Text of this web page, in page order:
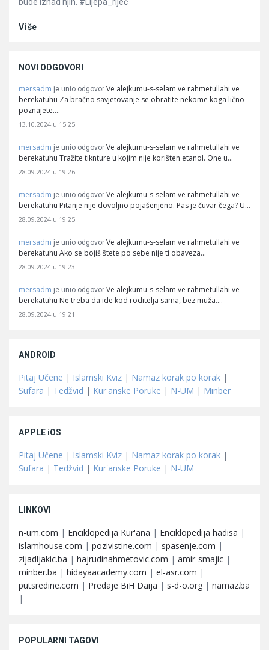
Više
NOVI ODGOVORI
mersadm je unio odgovor Ve alejkumu-s-selam ve rahmetullahi ve
berekatuhu Za bračno savjetovanje se obratite nekome koga lično
poznajete.…
13.10.2024 u 15:25
mersadm je unio odgovor Ve alejkumu-s-selam ve rahmetullahi ve
berekatuhu Tražite tiknture u kojim nije korišten etanol. One u…
28.09.2024 u 19:26
mersadm je unio odgovor Ve alejkumu-s-selam ve rahmetullahi ve
berekatuhu Pitanje nije dovoljno pojašenjeno. Pas je čuvar čega? U…
28.09.2024 u 19:25
mersadm je unio odgovor Ve alejkumu-s-selam ve rahmetullahi ve
berekatuhu Ako se bojiš štete po sebe nije ti obaveza…
28.09.2024 u 19:23
mersadm je unio odgovor Ve alejkumu-s-selam ve rahmetullahi ve
berekatuhu Ne treba da ide kod roditelja sama, bez muža.…
28.09.2024 u 19:21
ANDROID
Pitaj Učene | Islamski Kviz | Namaz korak po korak |
Sufara | Tedžvid | Kur'anske Poruke | N-UM | Minber
APPLE iOS
Pitaj Učene | Islamski Kviz | Namaz korak po korak |
Sufara | Tedžvid | Kur'anske Poruke | N-UM
LINKOVI
n-um.com | Enciklopedija Kur'ana | Enciklopedija hadisa |
islamhouse.com | pozivistine.com | spasenje.com |
zijadljakic.ba | hajrudinahmetovic.com | amir-smajic |
minber.ba | hidayaacademy.com | el-asr.com |
putsredine.com | Predaje BiH Daija | s-d-o.org | namaz.ba
|
POPULARNI TAGOVI